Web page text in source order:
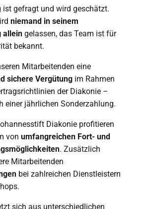
ist gefragt und wird geschätzt.
niemand in seinem
allein gelassen, das Team ist für
bekannt.
Mitarbeitenden eine
sichere Vergütung im Rahmen
der Diakonie –
einer jährlichen Sonderzahlung.
Diakonie profitieren
von umfangreichen Fort- und
. Zusätzlich
Mitarbeitenden
bei zahlreichen Dienstleistern
sich aus unterschiedlichen